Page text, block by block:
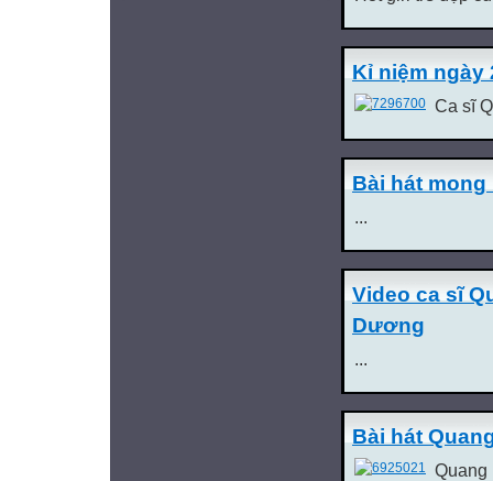
Kỉ niệm ngày
Ca sĩ
Bài hát
...
Video ca sĩ
Dương
...
Bài hát
Quang